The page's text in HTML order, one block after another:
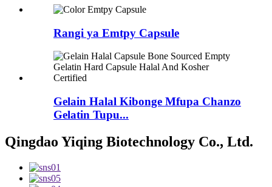
Rangi ya Emtpy Capsule
Gelain Halal Kibonge Mfupa Chanzo
Gelatin Tupu...
Qingdao Yiqing Biotechnology Co., Ltd.